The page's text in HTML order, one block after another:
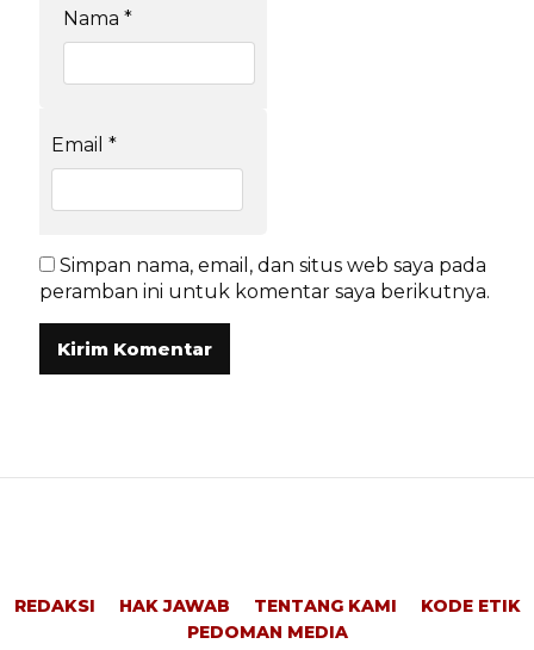
Nama *
Email *
Simpan nama, email, dan situs web saya pada
peramban ini untuk komentar saya berikutnya.
REDAKSI HAK JAWAB TENTANG KAMI
KODE ETIK
PEDOMAN MEDIA